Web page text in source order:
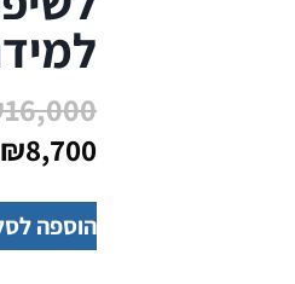
למידה (12
16,000
₪8,700
הוספה